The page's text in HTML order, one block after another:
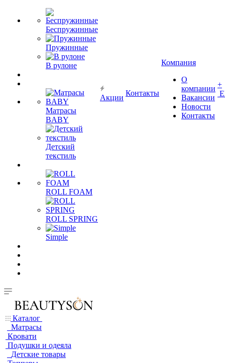
Беспружинные
Пружинные
В рулоне
Матрасы
BABY
Детский
текстиль
ROLL FOAM
ROLL SPRING
Simple
Акции
Контакты
Компания
О
компании
Вакансии
Новости
Контакты
+
Каталог
Матрасы
Кровати
Подушки и одеяла
Детские товары